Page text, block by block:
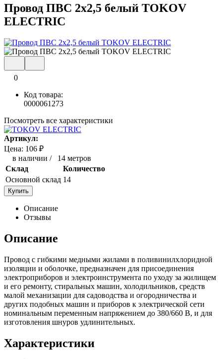
Провод ПВС 2х2,5 белый TOKOV
ELECTRIC
0
Код товара:
0000061273
Посмотреть все характеристики
Артикул:
Цена: 106 ₽
в наличии / 14 метров
Склад
Количество
Основной склад 14
Купить
Описание
Отзывы
Описание
Провод с гибкими медными жилами в поливинилхлоридной
изоляции и оболочке, предназначен для присоединения
электроприборов и электроинструмента по уходу за жилищем
и его ремонту, стиральных машин, холодильников, средств
малой механизации для садоводства и огородничества и
других подобных машин и приборов к электрической сети
номинальным переменным напряжением до 380/660 В, и для
изготовления шнуров удлинительных.
Характеристики